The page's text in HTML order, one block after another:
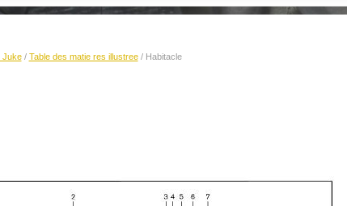
Juke/ Table des matie res illustree/ Habitacle